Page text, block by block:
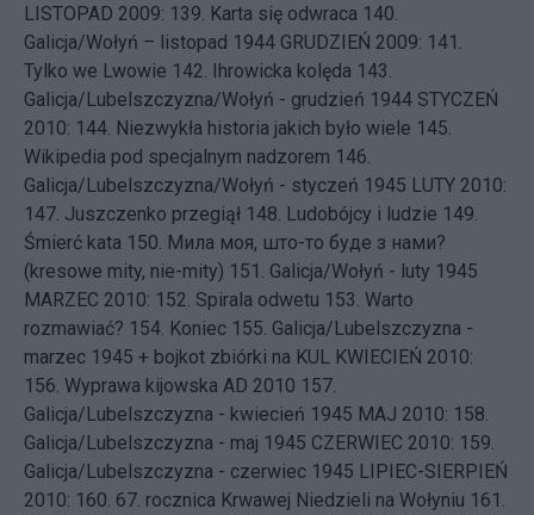
LISTOPAD 2009: 139. Karta się odwraca 140.
Galicja/Wołyń – listopad 1944 GRUDZIEŃ 2009: 141.
Tylko we Lwowie 142. Ihrowicka kolęda 143.
Galicja/Lubelszczyzna/Wołyń - grudzień 1944 STYCZEŃ
2010: 144. Niezwykła historia jakich było wiele 145.
Wikipedia pod specjalnym nadzorem 146.
Galicja/Lubelszczyzna/Wołyń - styczeń 1945 LUTY 2010:
147. Juszczenko przegiął 148. Ludobójcy i ludzie 149.
Śmierć kata 150. Мила моя, што-то буде з нами?
(kresowe mity, nie-mity) 151. Galicja/Wołyń - luty 1945
MARZEC 2010: 152. Spirala odwetu 153. Warto
rozmawiać? 154. Koniec 155. Galicja/Lubelszczyzna -
marzec 1945 + bojkot zbiórki na KUL KWIECIEŃ 2010:
156. Wyprawa kijowska AD 2010 157.
Galicja/Lubelszczyzna - kwiecień 1945 MAJ 2010: 158.
Galicja/Lubelszczyzna - maj 1945 CZERWIEC 2010: 159.
Galicja/Lubelszczyzna - czerwiec 1945 LIPIEC-SIERPIEŃ
2010: 160. 67. rocznica Krwawej Niedzieli na Wołyniu 161.